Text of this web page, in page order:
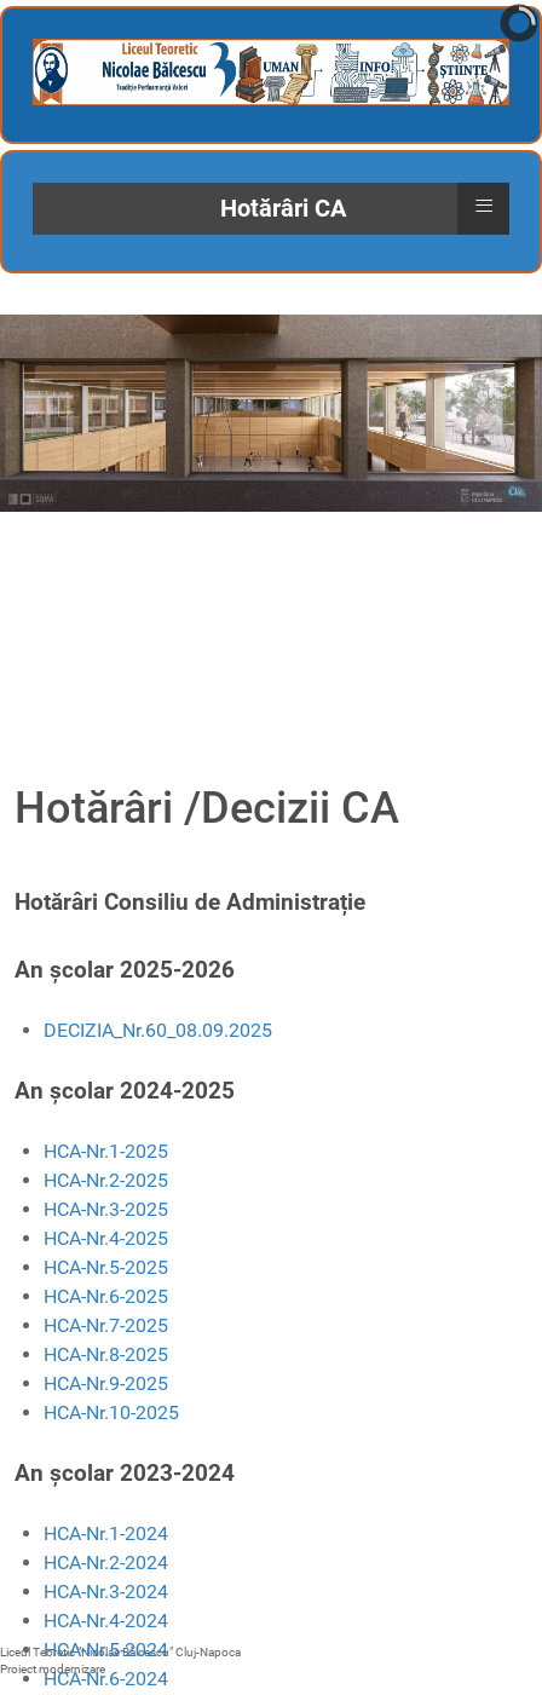
Hotărâri CA ≡
Liceul Teoretic "Nicolae Bălcescu" Cluj-Napoca
Proiect modernizare
Hotărâri /Decizii CA
Hotărâri Consiliu de Administrație
An școlar 2025-2026
DECIZIA_Nr.60_08.09.2025
An școlar 2024-2025
HCA-Nr.1-2025
HCA-Nr.2-2025
HCA-Nr.3-2025
HCA-Nr.4-2025
HCA-Nr.5-2025
HCA-Nr.6-2025
HCA-Nr.7-2025
HCA-Nr.8-2025
HCA-Nr.9-2025
HCA-Nr.10-2025
An școlar 2023-2024
HCA-Nr.1-2024
HCA-Nr.2-2024
HCA-Nr.3-2024
HCA-Nr.4-2024
HCA-Nr.5-2024
HCA-Nr.6-2024